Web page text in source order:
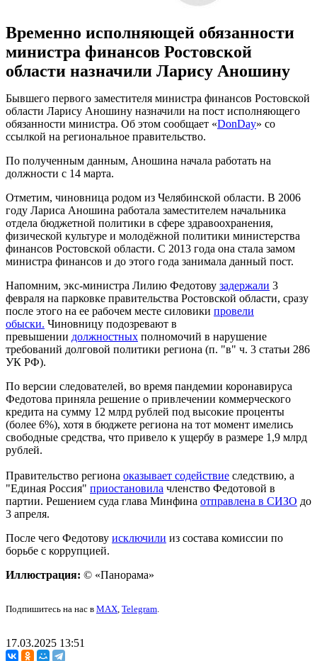
Временно исполняющей обязанности
министра финансов Ростовской
области назначили Ларису Аношину
Бывшего первого заместителя министра финансов Ростовской
области Ларису Аношину назначили на пост исполняющего
обязанности министра. Об этом сообщает «DonDay» со
ссылкой на региональное правительство.
По полученным данным, Аношина начала работать на
должности с 14 марта.
Отметим, чиновница родом из Челябинской области. В 2006
году Лариса Аношина работала заместителем начальника
отдела бюджетной политики в сфере здравоохранения,
физической культуре и молодёжной политики министерства
финансов Ростовской области. С 2013 года она стала замом
министра финансов и до этого года занимала данный пост.
Напомним, экс-министра Лилию Федотову задержали 3
февраля на парковке правительства Ростовской области, сразу
после этого на ее рабочем месте силовики провели
обыски. Чиновницу подозревают в
превышении должностных полномочий в нарушение
требований долговой политики региона (п. "в" ч. 3 статьи 286
УК РФ).
По версии следователей, во время пандемии коронавируса
Федотова приняла решение о привлечении коммерческого
кредита на сумму 12 млрд рублей под высокие проценты
(более 6%), хотя в бюджете региона на тот момент имелись
свободные средства, что привело к ущербу в размере 1,9 млрд
рублей.
Правительство региона оказывает содействие следствию, а
"Единая Россия" приостановила членство Федотовой в
партии. Решением суда глава Минфина отправлена в СИЗО до
3 апреля.
После чего Федотову исключили из состава комиссии по
борьбе с коррупцией.
Иллюстрация: © «Панорама»
Подпишитесь на нас в MAX, Telegram.
17.03.2025 13:51